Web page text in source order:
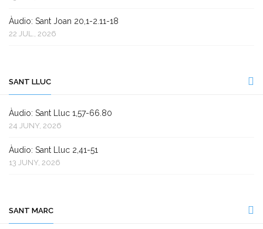
Àudio: Sant Joan 20,1-2.11-18
22 JUL., 2026
SANT LLUC
Àudio: Sant Lluc 1,57-66.80
24 JUNY, 2026
Àudio: Sant Lluc 2,41-51
13 JUNY, 2026
SANT MARC